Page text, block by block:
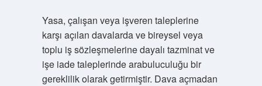
Yasa, çalışan veya işveren taleplerine
karşı açılan davalarda ve bireysel veya
toplu iş sözleşmelerine dayalı tazminat ve
işe iade taleplerinde arabuluculuğu bir
gereklilik olarak getirmiştir. Dava açmadan